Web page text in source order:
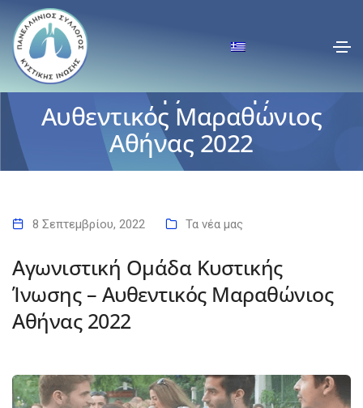
Αγωνιστική Ομάδα
Κυστικής Ίνωσης –
Αυθεντικός Μαραθώνιος
Αθήνας 2022
Αρχική
8 Σεπτεμβρίου, 2022 Τα νέα μας
Αγωνιστική Ομάδα Κυστικής
Ίνωσης – Αυθεντικός Μαραθώνιος
Αθήνας 2022